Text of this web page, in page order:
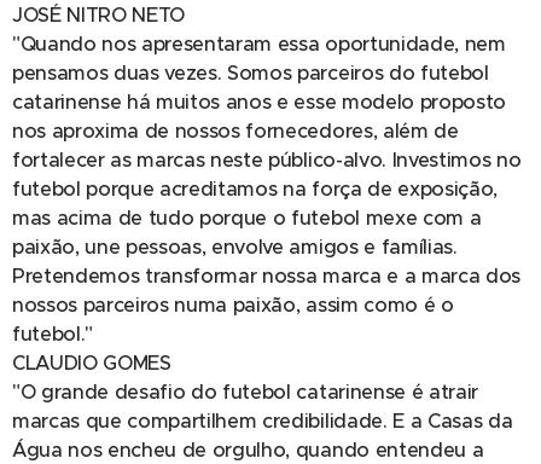
JOSÉ NITRO NETO
"Quando nos apresentaram essa oportunidade, nem
pensamos duas vezes. Somos parceiros do futebol
catarinense há muitos anos e esse modelo proposto
nos aproxima de nossos fornecedores, além de
fortalecer as marcas neste público-alvo. Investimos no
futebol porque acreditamos na força de exposição,
mas acima de tudo porque o futebol mexe com a
paixão, une pessoas, envolve amigos e famílias.
Pretendemos transformar nossa marca e a marca dos
nossos parceiros numa paixão, assim como é o
futebol."
CLAUDIO GOMES
"O grande desafio do futebol catarinense é atrair
marcas que compartilhem credibilidade. E a Casas da
Água nos encheu de orgulho, quando entendeu a